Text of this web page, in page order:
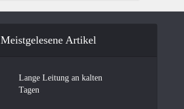
Meistgelesene Artikel
Lange Leitung an kalten
Tagen